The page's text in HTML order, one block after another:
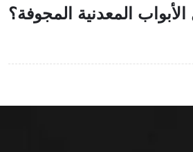
المعدنية المجوفة؟